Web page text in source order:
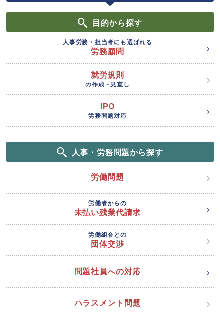
目的から探す
人事労務・担当者にも選ばれる
労務顧問
就労規則
の作成・見直し
IPO
労務問題対応
人事・労務問題から探す
労働問題
労働者からの
未払い残業代請求
労働組合との
団体交渉
問題社員への対応
ハラスメント問題